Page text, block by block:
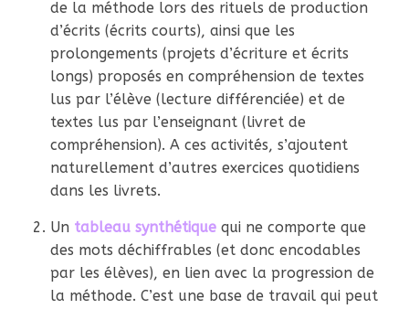
de la méthode lors des rituels de production
d’écrits (écrits courts), ainsi que les
prolongements (projets d’écriture et écrits
longs) proposés en compréhension de textes
lus par l’élève (lecture différenciée) et de
textes lus par l’enseignant (livret de
compréhension). A ces activités, s’ajoutent
naturellement d’autres exercices quotidiens
dans les livrets.
Un tableau synthétique qui ne comporte que
des mots déchiffrables (et donc encodables
par les élèves), en lien avec la progression de
la méthode. C’est une base de travail qui peut